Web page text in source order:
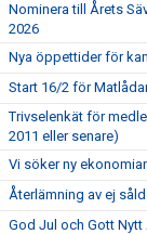
Nominera till Årets
2026
Nya öppettider för
Start 16/2 för
Trivselenkät för
2011 eller senare)
Vi söker ny
Återlämning av ej
God Jul och Gott Nytt